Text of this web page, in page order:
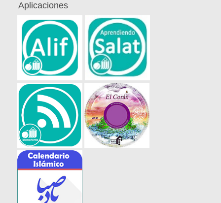
Aplicaciones